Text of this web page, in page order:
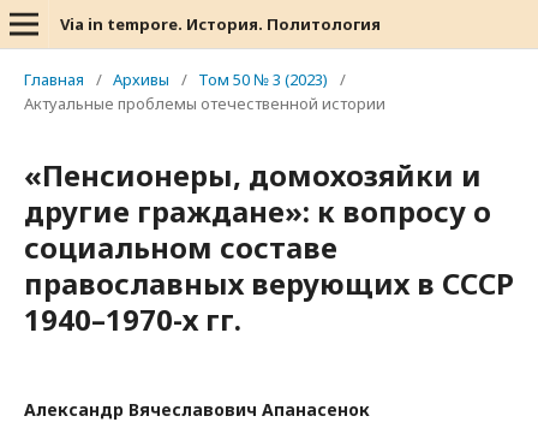
Via in tempore. История. Политология
Главная / Архивы / Том 50 № 3 (2023)
/
Актуальные проблемы отечественной истории
«Пенсионеры, домохозяйки и
другие граждане»: к вопросу о
социальном составе
православных верующих в СССР
1940–1970-х гг.
Александр Вячеславович Апанасенок